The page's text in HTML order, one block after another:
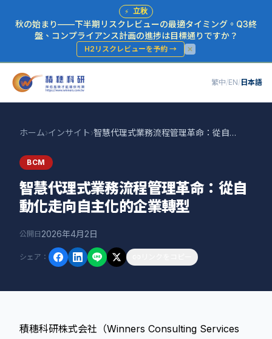
⚡ 立秋
秋の始まり——下半期リスクレビューの最適タイミング。Q3終
盤、コンプライアンス計画の進捗は目標通りですか？
H2リスクレビューを予約 →
繁中/EN/ 日本語
ホーム›インサイト› 智慧代理式業務流程管理革命：從自動化走向自主化的企業轉型
BCM
智慧代理式業務流程管理革命：從自
動化走向自主化的企業轉型
公開日 2026年4月2日
シェア ：
積穗科研株式会社（Winners Consulting Services